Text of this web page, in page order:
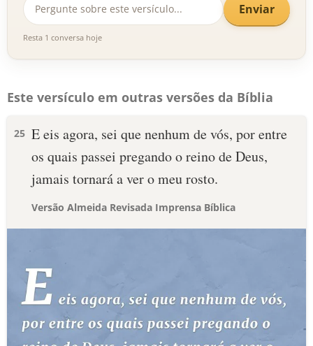
Enviar
Resta 1 conversa hoje
Este versículo em outras versões da Bíblia
25 E eis agora, sei que nenhum de vós, por entre
os quais passei pregando o reino de Deus,
jamais tornará a ver o meu rosto.
Versão Almeida Revisada Imprensa Bíblica